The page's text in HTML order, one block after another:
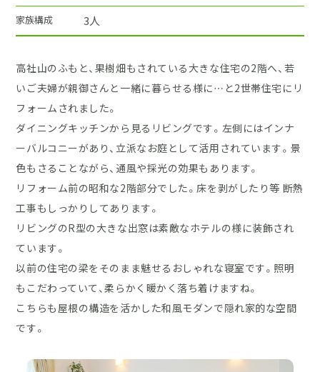
家族構成 3人
高社山のふもと、果樹畑もされている大きな住宅の2階へ、若
いご夫婦が親御さんと一緒に暮らせる様に…と2世帯住宅にリ
フォームされました。
ダイニングキッチンから見るリビングです。左側にはインナ
ーバルコニーがあり、立派なお庭として活用されています。景
色もさることながら、通風や採光の効果もあります。
リフォーム前の昭和な2階部分でした。床を剥がしたり等 断熱
工事もしっかりしてあります。
リビングのR型の大きな出窓は素敵なホテルの様に装飾され
ています。
以前の住宅の梁をそのまま魅せるおしゃれな寝室です。照明
もこだわっていて、柔らかく暖かく落ち着けますね。
こちらも屋根の構造を活かした和風モダンで隠れ家的な空間
です。